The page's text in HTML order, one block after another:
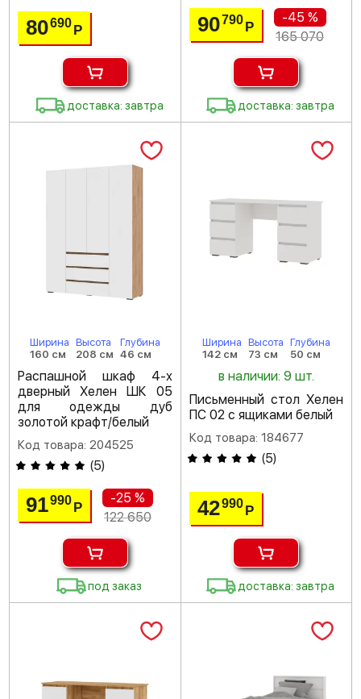
80690Р
доставка: завтра
90790 Р
-45 %
165 070
доставка: завтра
Ширина
160 см
Высота
208 см
Глубина
46 см
Распашной шкаф 4-х
дверный Хелен ШК 05
для одежды дуб
золотой крафт/белый
Код товара: 204525
(5)
91990Р
-25 %
122 650
под заказ
Ширина
142 см
Высота
73 см
Глубина
50 см
в наличии: 9 шт.
Письменный стол Хелен
ПС 02 с ящиками белый
Код товара: 184677
(5)
42990 Р
доставка: завтра